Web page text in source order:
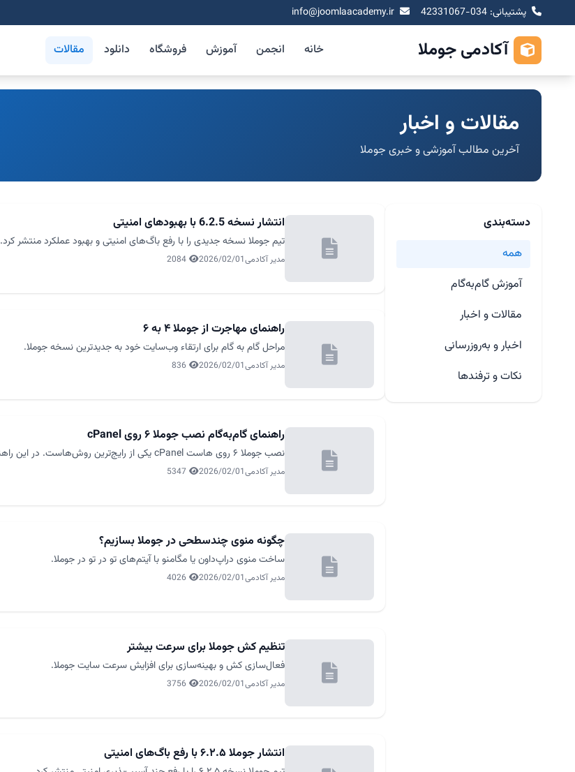
پشتیبانی: 034-42331067
آکادمی جوملا خانه انجمن آموزش فروشگاه دانلود مقالات
مقالات و اخبار
آخرین مطالب آموزشی و خبری جوملا
دسته‌بندی
همه
آموزش گام‌به‌گام
مقالات و اخبار
اخبار و به‌روزرسانی
نکات و ترفندها
انتشار نسخه 6.2.5 با بهبودهای امنیتی
تیم جوملا نسخه جدیدی را با رفع باگ‌های امنیتی و بهبود عملکرد منتشر کرد.
مدیر آکادمی2026/02/01
2084
راهنمای مهاجرت از جوملا ۴ به ۶
مراحل گام به گام برای ارتقاء وب‌سایت خود به جدیدترین نسخه جوملا.
مدیر آکادمی2026/02/01
836
راهنمای گام‌به‌گام نصب جوملا ۶ روی cPanel
نصب جوملا ۶ روی هاست cPanel یکی از رایج‌ترین روش‌هاست. در این راهنما مرحله به مرحله نصب را انجام می‌دهیم.
مدیر آکادمی2026/02/01
5347
چگونه منوی چندسطحی در جوملا بسازیم؟
ساخت منوی دراپ‌داون یا مگامنو با آیتم‌های تو در تو در جوملا.
مدیر آکادمی2026/02/01
4026
تنظیم کش جوملا برای سرعت بیشتر
فعال‌سازی کش و بهینه‌سازی برای افزایش سرعت سایت جوملا.
مدیر آکادمی2026/02/01
3756
انتشار جوملا ۶.۲.۵ با رفع باگ‌های امنیتی